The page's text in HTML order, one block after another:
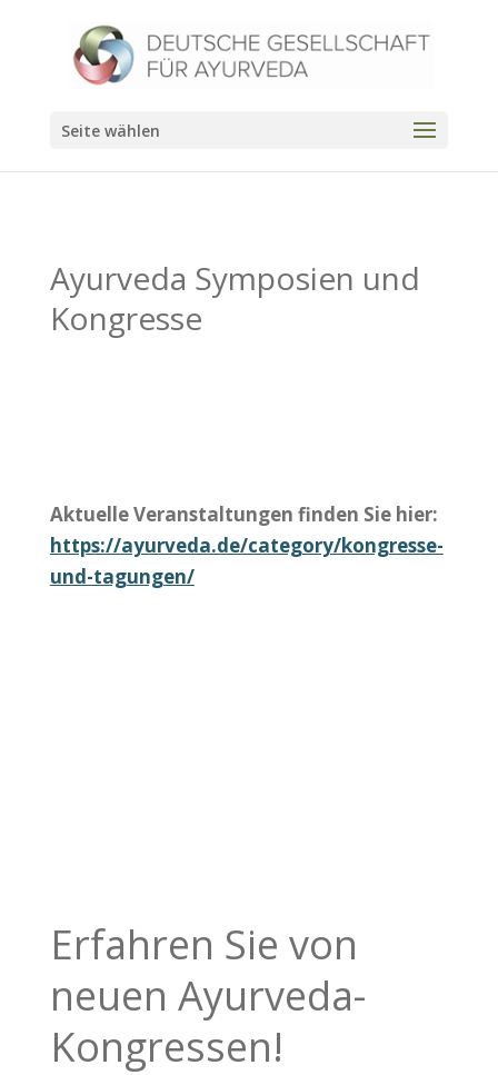
Seite wählen
Ayurveda Symposien und
Kongresse
Aktuelle Veranstaltungen finden Sie hier:
https://ayurveda.de/category/kongresse-
und-tagungen/
Erfahren Sie von
neuen Ayurveda-
Kongressen!